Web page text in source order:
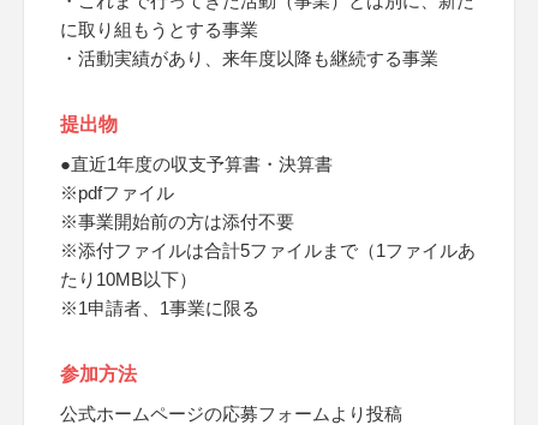
に取り組もうとする事業
・活動実績があり、来年度以降も継続する事業
提出物
●直近1年度の収支予算書・決算書
※pdfファイル
※事業開始前の方は添付不要
※添付ファイルは合計5ファイルまで（1ファイルあ
たり10MB以下）
※1申請者、1事業に限る
参加方法
公式ホームページの応募フォームより投稿